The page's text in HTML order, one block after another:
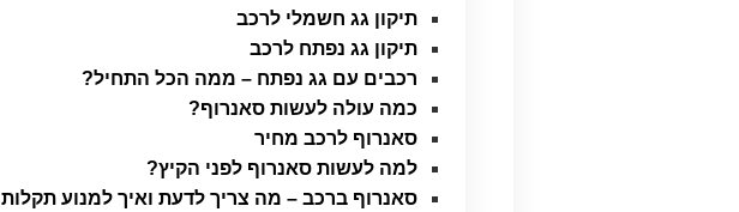
תיקון גג חשמלי לרכב
תיקון גג נפתח לרכב
רכבים עם גג נפתח – ממה הכל התחיל?
כמה עולה לעשות סאנרוף?
סאנרוף לרכב מחיר
למה לעשות סאנרוף לפני הקיץ?
סאנרוף ברכב – מה צריך לדעת ואיך למנוע תקלות